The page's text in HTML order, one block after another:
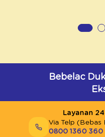
Bebelac
Layanan
Via Telp (Bebas
0800 1360 360